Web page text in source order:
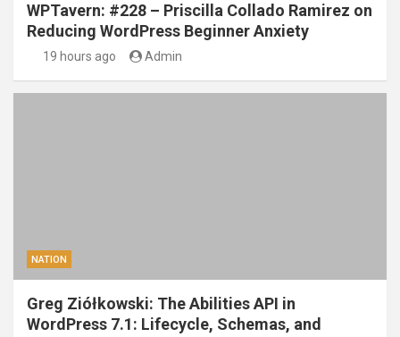
WPTavern: #228 – Priscilla Collado Ramirez on
Reducing WordPress Beginner Anxiety
19 hours ago Admin
NATION
Greg Ziółkowski: The Abilities API in
WordPress 7.1: Lifecycle, Schemas, and